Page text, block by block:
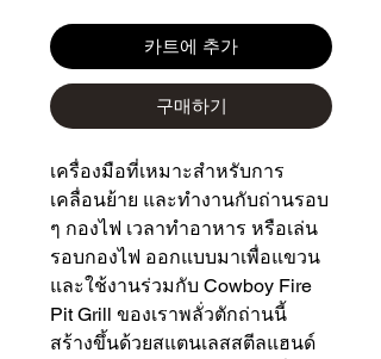
카트에 추가
구매하기
เครื่องมือที่เหมาะสำหรับการ
เคลื่อนย้าย และทำงานกับถ่านรอบ
ๆ กองไฟ เวลาทำอาหาร หรือเล่น
รอบกองไฟ ออกแบบมาเพื่อแขวน
และใช้งานร่วมกับ Cowboy Fire
Pit Grill ของเราพลั่วตักถ่านนี้
สร้างขึ้นด้วยสแตนเลสสตีลแฮนด์